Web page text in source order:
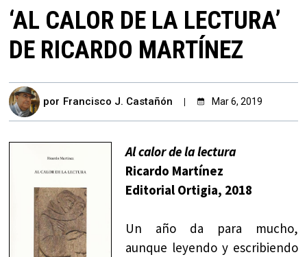
‘AL CALOR DE LA LECTURA’
DE RICARDO MARTÍNEZ
por Francisco J. Castañón Mar 6, 2019
Al calor de la lectura
Ricardo Martínez
Editorial Ortigia, 2018
Un año da para mucho,
aunque leyendo y escribiendo